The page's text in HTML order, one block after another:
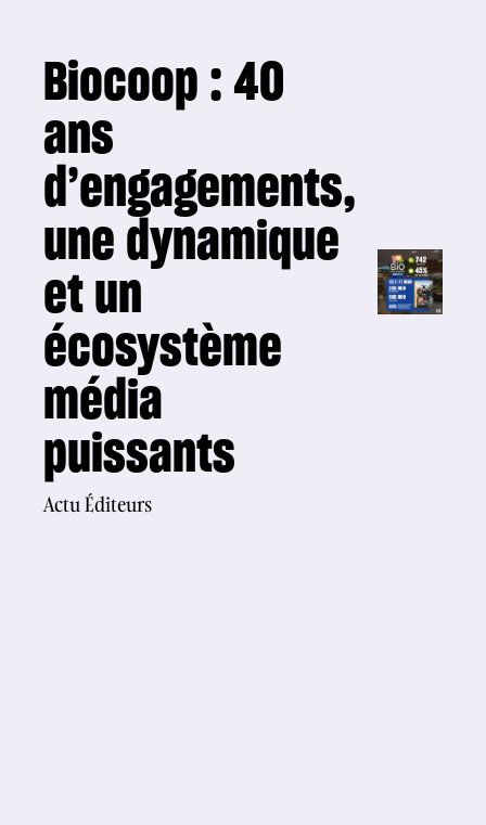
Biocoop : 40
ans
d’engagements,
une dynamique
et un
écosystème
média
puissants
Actu Éditeurs